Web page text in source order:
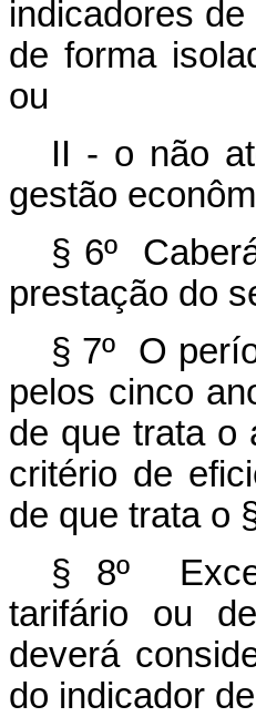
indicadores
de forma
ou
II - o não
gestão
§ 6º
prestação do
§ 7º O
pelos cinco
de que trata o
critério de
de que trata o
§ 8º
tarifário ou
deverá
do indicador